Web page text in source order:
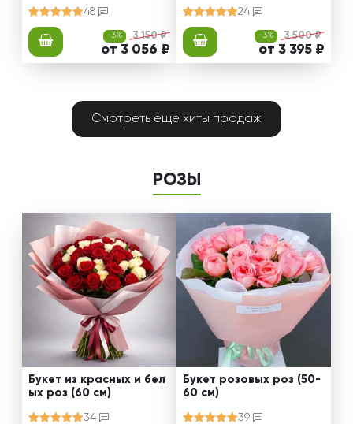
48
-3% 3 150 ₽
от 3 056 ₽
24
-3% 3 500 ₽
от 3 395 ₽
Смотреть еще хиты продаж
РОЗЫ
Букет из красных и бел
ых роз (60 см)
34
Букет розовых роз (50-
60 см)
39